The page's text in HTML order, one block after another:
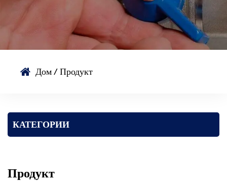
Дом / Продукт
КАТЕГОРИИ
Продукт